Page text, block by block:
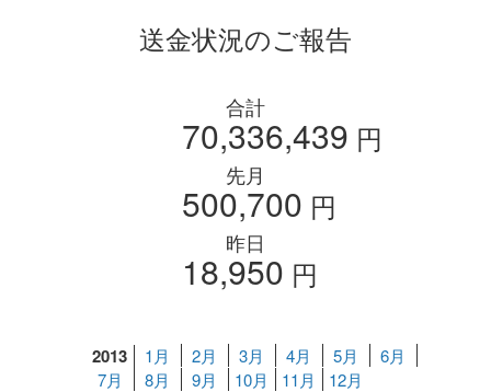
送金状況のご報告
合計
70,336,439 円
先月
500,700 円
昨日
18,950 円
2013 1月 2月 3月 4月 5月
6月
7月
8月 9月 10月 11月 12月